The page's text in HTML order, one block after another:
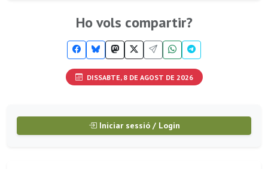
Ho vols compartir?
DISSABTE, 8 DE AGOST DE 2026
Iniciar sessió / Login